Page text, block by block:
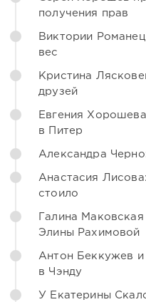
получения прав
Виктории
вес
Кристина
друзей
Евгения
в Питер
Александра
Анастасия
стоило
Галина
Элины Рахимовой
Антон Беккужев и
в Чэнду
У Екатерины